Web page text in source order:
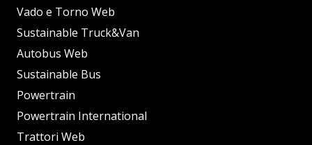
Vado e Torno Web
Sustainable Truck&Van
Autobus Web
Sustainable Bus
Powertrain
Powertrain International
Trattori Web